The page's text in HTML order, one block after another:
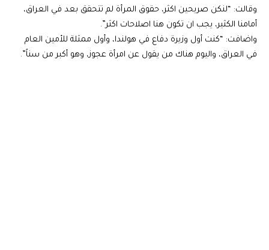
وقالت: “لنكن صريحين اكثر، حقوق المرأة لم تتحقق بعد في العراق،
أمامنا الكثير، يجب ان تكون هنا اصلاحات اكثر”.
واضافت: “كنت أول وزيرة دفاع في هولندا، وأول ممثلة للأمين العام
في العراق، واليوم هناك من يقول عن امرأة عجوز، وهو أكبر من سناً”.